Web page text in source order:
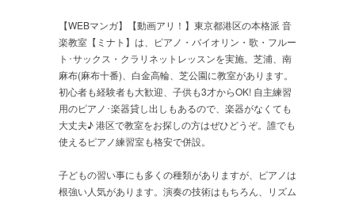
【WEBマンガ】【動画アリ！】東京都港区の本格派 音
楽教室【ミナト】は、ピアノ・バイオリン・歌・フルー
ト･サックス・クラリネットレッスンを実施。芝浦、南
麻布(麻布十番)、白金高輪、芝公園に教室があります。
初心者も経験者も大歓迎、子供も3才からOK! 自主練習
用のピアノ･楽器貸し出しもあるので、楽器がなくても
大丈夫♪ 港区で教室をお探しの方はぜひどうぞ。誰でも
使えるピアノ練習室も格安で併設。
子どもの習い事にも多くの種類がありますが、ピアノは
根強い人気があります。演奏の技術はもちろん、リズム